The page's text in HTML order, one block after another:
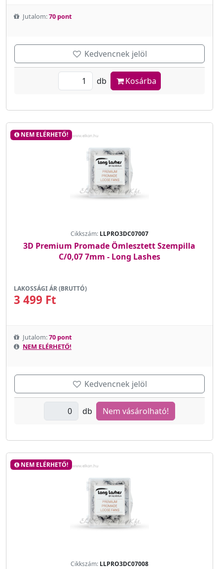
Jutalom:70 pont
Kedvencnek jelöl
db Kosárba
NEM ELÉRHETŐ!
Cikkszám: LLPRO3DC07007
3D Premium Promade Ömlesztett Szempilla
C/0,07 7mm - Long Lashes
LAKOSSÁGI ÁR (BRUTTÓ)
3 499 Ft
Jutalom:70 pont
NEM ELÉRHETŐ!
Kedvencnek jelöl
db Nem vásárolható!
NEM ELÉRHETŐ!
Cikkszám: LLPRO3DC07008